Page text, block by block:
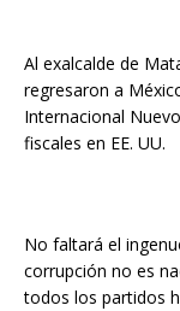
Al exalcalde de
regresaron a
Internacional
fiscales en EE. UU.
No faltará el
corrupción no es
todos los partidos